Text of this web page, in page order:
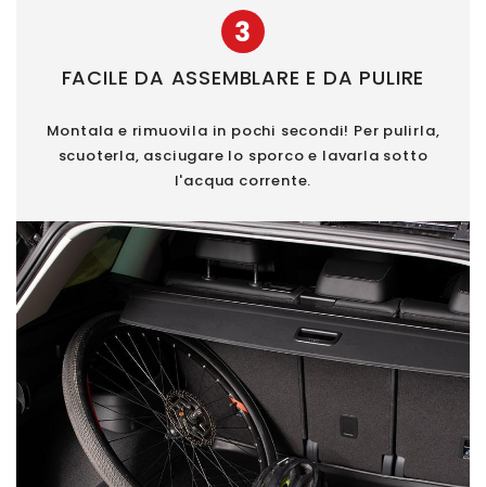
3
FACILE DA ASSEMBLARE E DA PULIRE
Montala e rimuovila in pochi secondi! Per pulirla,
scuoterla, asciugare lo sporco e lavarla sotto
l'acqua corrente.